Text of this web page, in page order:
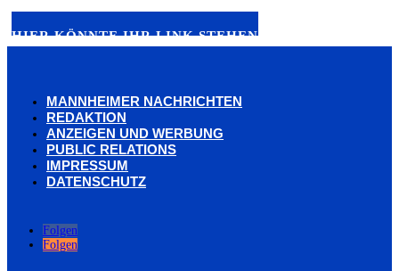
HIER KÖNNTE IHR LINK STEHEN
MANNHEIMER NACHRICHTEN
REDAKTION
ANZEIGEN UND WERBUNG
PUBLIC RELATIONS
IMPRESSUM
DATENSCHUTZ
Folgen
Folgen